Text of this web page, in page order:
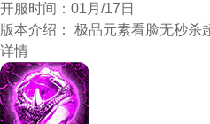
开服时间： 01月/17日
版本介绍：
极品元素看脸无秒杀
详情